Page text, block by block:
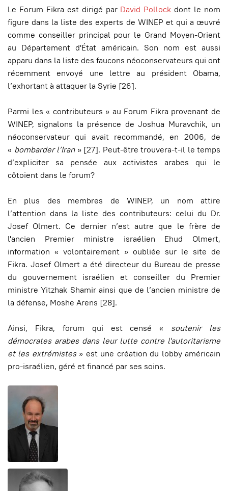
Le Forum Fikra est dirigé par David Pollock dont le nom
figure dans la liste des experts de WINEP et qui a œuvré
comme conseiller principal pour le Grand Moyen-Orient
au Département d'État américain. Son nom est aussi
apparu dans la liste des faucons néoconservateurs qui ont
récemment envoyé une lettre au président Obama,
l’exhortant à attaquer la Syrie [26].
Parmi les « contributeurs » au Forum Fikra provenant de
WINEP, signalons la présence de Joshua Muravchik, un
néoconservateur qui avait recommandé, en 2006, de
« bombarder l’Iran» [27]. Peut-être trouvera-t-il le temps
d’expliciter sa pensée aux activistes arabes qui le
côtoient dans le forum?
En plus des membres de WINEP, un nom attire
l’attention dans la liste des contributeurs: celui du Dr.
Josef Olmert. Ce dernier n’est autre que le frère de
l'ancien Premier ministre israélien Ehud Olmert,
information « volontairement » oubliée sur le site de
Fikra. Josef Olmert a été directeur du Bureau de presse
du gouvernement israélien et conseiller du Premier
ministre Yitzhak Shamir ainsi que de l’ancien ministre de
la défense, Moshe Arens [28].
Ainsi, Fikra, forum qui est censé « soutenir les
démocrates arabes dans leur lutte contre l'autoritarisme
et les extrémistes » est une création du lobby américain
pro-israélien, géré et financé par ses soins.